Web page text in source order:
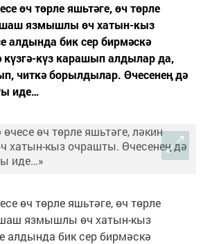
өч төрле яшьтәге, өч төрле
язмышлы өч хатын-кыз
алдында бик сер бирмәскә
күз карашып алдылар да,
читкә борылдылар. Өчесенең дә
иде…
өч төрле яшьтәге, өч төрле
язмышлы өч хатын-кыз
алдында бик сер бирмәскә